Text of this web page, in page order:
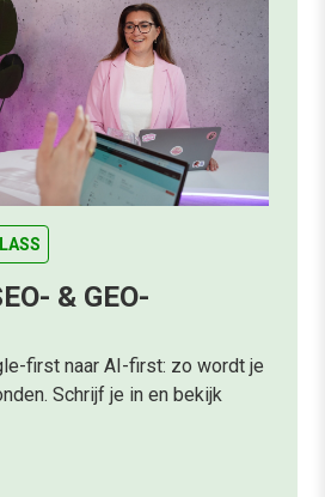
& GEO-
first naar AI-first: zo wordt je
Schrijf je in en bekijk